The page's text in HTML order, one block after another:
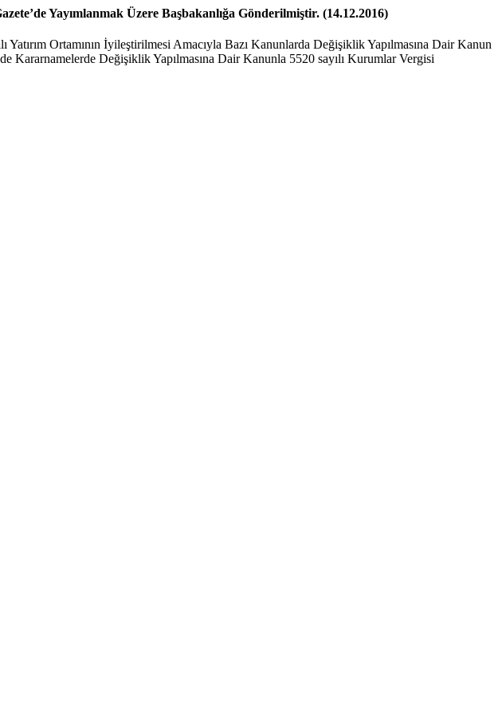
Yayımlanmak Üzere Başbakanlığa Gönderilmiştir. (14.12.2016)
Ortamının İyileştirilmesi Amacıyla Bazı Kanunlarda Değişiklik Yapılmasına Dair Kanun
Kararnamelerde Değişiklik Yapılmasına Dair Kanunla 5520 sayılı Kurumlar Vergisi